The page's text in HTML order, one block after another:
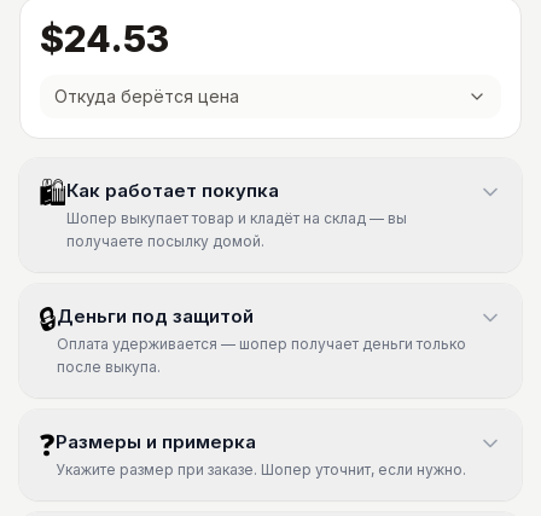
$24.53
Откуда берётся цена
🛍Как работает покупка
Шопер выкупает товар и кладёт на склад — вы
получаете посылку домой.
🔒Деньги под защитой
Оплата удерживается — шопер получает деньги только
после выкупа.
❓Размеры и примерка
Укажите размер при заказе. Шопер уточнит, если нужно.